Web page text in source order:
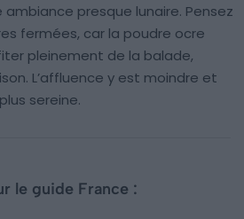
presque lunaire. Pensez
fermées, car la poudre ocre
pleinement de la balade,
L’affluence y est moindre et
sereine.
le guide France :